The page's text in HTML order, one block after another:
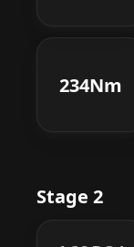
234Nm
Stage 2